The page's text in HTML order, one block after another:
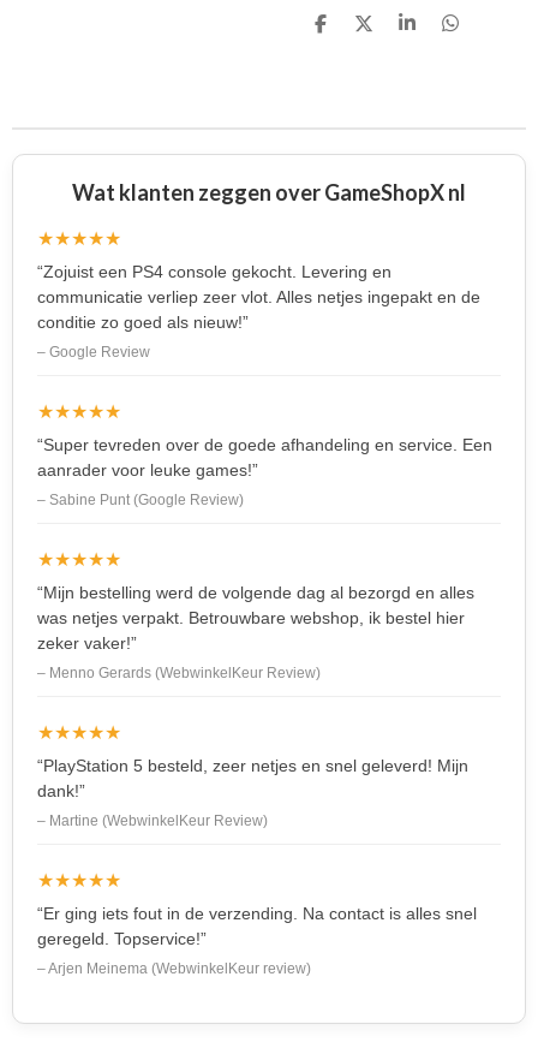
D
D
S
D
Wat klanten zeggen over GameShopX nl
★★★★★
“Zojuist een PS4 console gekocht. Levering en
communicatie verliep zeer vlot. Alles netjes ingepakt en de
conditie zo goed als nieuw!”
– Google Review
★★★★★
“Super tevreden over de goede afhandeling en service. Een
aanrader voor leuke games!”
– Sabine Punt (Google Review)
★★★★★
“Mijn bestelling werd de volgende dag al bezorgd en alles
was netjes verpakt. Betrouwbare webshop, ik bestel hier
zeker vaker!”
– Menno Gerards (WebwinkelKeur Review)
★★★★★
“PlayStation 5 besteld, zeer netjes en snel geleverd! Mijn
dank!”
– Martine (WebwinkelKeur Review)
★★★★★
“Er ging iets fout in de verzending. Na contact is alles snel
geregeld. Topservice!”
– Arjen Meinema (WebwinkelKeur review)